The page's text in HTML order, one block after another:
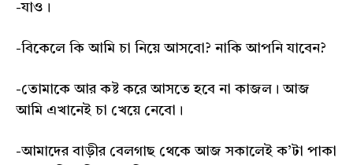
-যাও।
-বিকেলে কি আমি চা নিয়ে আসবো? নাকি আপনি যাবেন?
-তোমাকে আর কষ্ট করে আসতে হবে না কাজল। আজ
আমি এখানেই চা খেয়ে নেবো।
-আমাদের বাড়ীর বেলগাছ থেকে আজ সকালেই ক’টা পাকা